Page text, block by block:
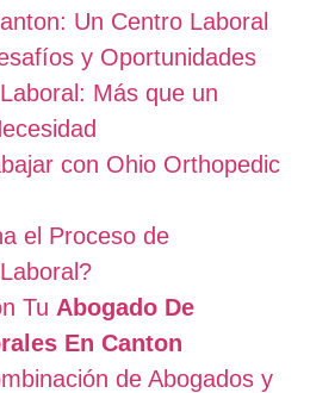
Un Centro Laboral
y Oportunidades
Más que un
con Ohio Orthopedic
el Proceso de
Tu Abogado De
En Canton
de Abogados y